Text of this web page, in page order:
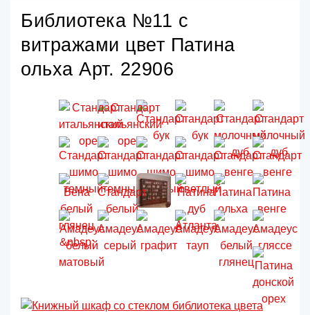
Библиотека №11 с
витражами цвет Патина
ольха Арт. 22906